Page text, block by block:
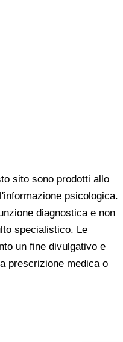
sito sono prodotti allo
psicologica.
diagnostica e non
specialistico. Le
un fine divulgativo e
prescrizione medica o